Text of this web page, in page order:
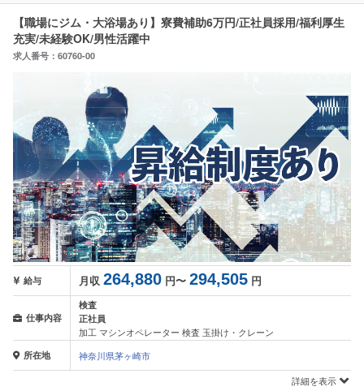
【職場にジム・大浴場あり】寮費補助6万円/正社員採用/福利厚生
充実/未経験OK/男性活躍中
求人番号：60760-00
給与 月収 264,880 円〜 294,505 円
仕事内容
検査
正社員
加工 マシンオペレーター 検査 玉掛け・クレーン
所在地
神奈川県茅ヶ崎市
詳細を表示